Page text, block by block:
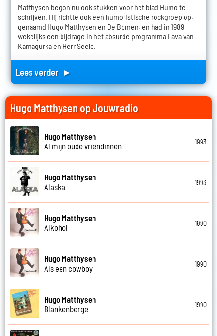
Matthysen begon nu ook stukken voor het blad Humo te
schrijven. Hij richtte ook een humoristische rockgroep op,
genaamd Hugo Matthysen en De Bomen, en had in 1989
wekelijks een bijdrage in het absurde programma Lava van
Kamagurka en Herr Seele.
Lees verder ►
Hugo Matthysen op Jouwradio
Hugo Matthysen
Al mijn oude vriendinnen
1993
Hugo Matthysen
Alaska
1993
Hugo Matthysen
Alkohol
1990
Hugo Matthysen
Als een cowboy
1990
Hugo Matthysen
Blankenberge
1990